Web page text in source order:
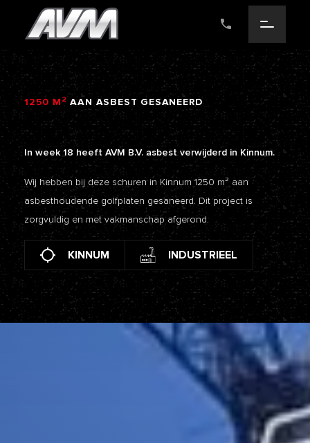
1250 M 2 AAN ASBEST GESANEERD
In week 18 heeft AVM B.V. asbest verwijderd in Kinnum.
Wij hebben bij deze schuren in Kinnum 1250 m² aan
asbesthoudende golfplaten gesaneerd. Dit project is
zorgvuldig en met vakmanschap afgerond.
KINNUM INDUSTRIEEL